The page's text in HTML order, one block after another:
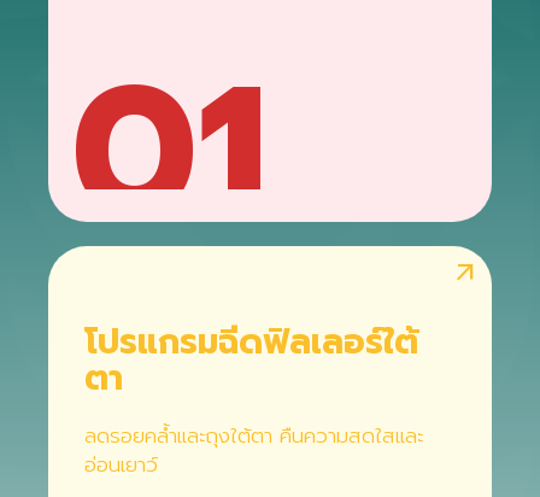
01 arrow_outward
โปรแกรมฉีดฟิลเลอร์ใต้
ตา
ลดรอยคล้ำและถุงใต้ตา คืนความสดใสและ
อ่อนเยาว์